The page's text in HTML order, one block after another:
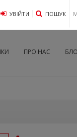
УВIЙТИ ПОШУК
ПРО НАС